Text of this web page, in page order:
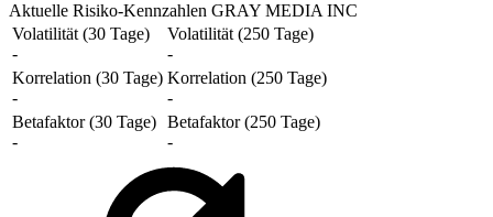
Aktuelle Risiko-Kennzahlen GRAY MEDIA INC
Volatilität (30 Tage)
-
Volatilität (250 Tage)
-
Korrelation (30 Tage)
-
Korrelation (250 Tage)
-
Betafaktor (30 Tage)
-
Betafaktor (250 Tage)
-